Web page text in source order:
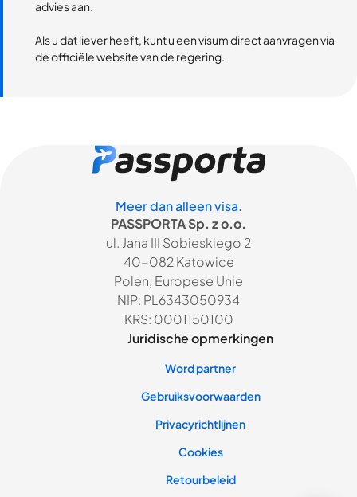
advies aan.
Als u dat liever heeft, kunt u een visum direct aanvragen via
de officiële website van de regering.
Meer dan alleen visa.
PASSPORTA Sp. z o.o.
ul. Jana III Sobieskiego 2
40-082 Katowice
Polen, Europese Unie
NIP: PL6343050934
KRS: 0001150100
Juridische opmerkingen
Word partner
Gebruiksvoorwaarden
Privacyrichtlijnen
Cookies
Retourbeleid